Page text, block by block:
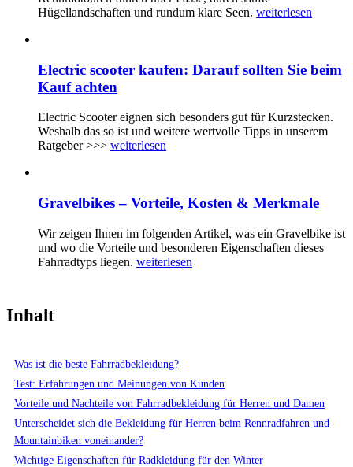
Hügellandschaften und rundum klare Seen. weiterlesen
Electric scooter kaufen: Darauf sollten Sie beim
Kauf achten
Electric Scooter eignen sich besonders gut für Kurzstecken.
Weshalb das so ist und weitere wertvolle Tipps in unserem
Ratgeber >>> weiterlesen
Gravelbikes – Vorteile, Kosten & Merkmale
Wir zeigen Ihnen im folgenden Artikel, was ein Gravelbike ist
und wo die Vorteile und besonderen Eigenschaften dieses
Fahrradtyps liegen. weiterlesen
Inhalt
Was ist die beste Fahrradbekleidung?
Test: Erfahrungen und Meinungen von Kunden
Vorteile und Nachteile von Fahrradbekleidung für Herren und Damen
Unterscheidet sich die Bekleidung für Herren beim Rennradfahren und
Mountainbiken voneinander?
Wichtige Eigenschaften für Radkleidung für den Winter